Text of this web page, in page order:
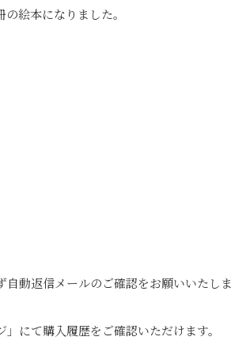
絵本になりました。
動返信メールのご確認をお願いいたしま
にて購入履歴をご確認いただけます。